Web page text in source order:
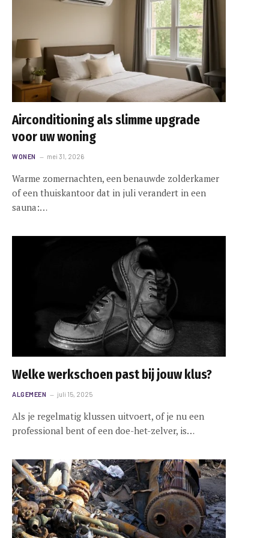
Airconditioning als slimme upgrade
voor uw woning
WONEN mei 31, 2026
Warme zomernachten, een benauwde zolderkamer
of een thuiskantoor dat in juli verandert in een
sauna:…
Welke werkschoen past bij jouw klus?
ALGEMEEN juli 15, 2025
Als je regelmatig klussen uitvoert, of je nu een
professional bent of een doe-het-zelver, is…